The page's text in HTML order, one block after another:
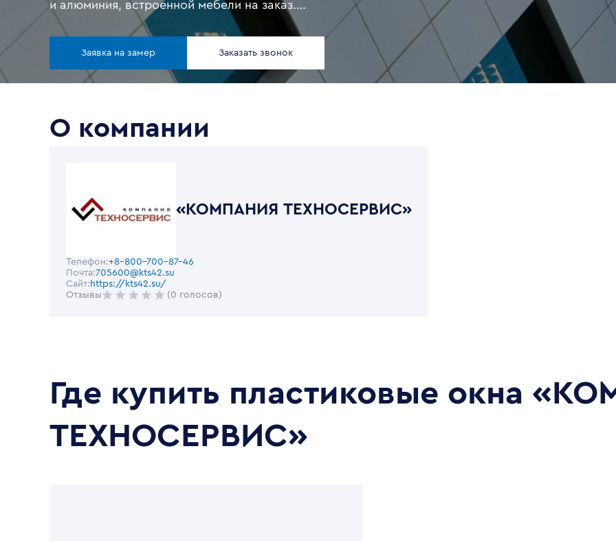
и алюминия, встроенной мебели на заказ.
«ТехноСервис»&nbsp;имеет собственное производство.
Основополагающим принципом работы Компании
«ТехноСервис»&nbsp;является высокое качество
конечного продукта. Наши специалисты проведут
материалов. Наша продукция подходит для новостроек,
коттеджей, производственных и офисных зданий,
продукции.
Заявка на замер Заказать звонок
О компании
«КОМПАНИЯ ТЕХНОСЕРВИС»
Телефон:+8-800-700-87-46
Почта:705600@kts42.su
Сайт: https://kts42.su/
Отзывы
(0 голосов)
Где купить пластиковые окна
ТЕХНОСЕРВИС»